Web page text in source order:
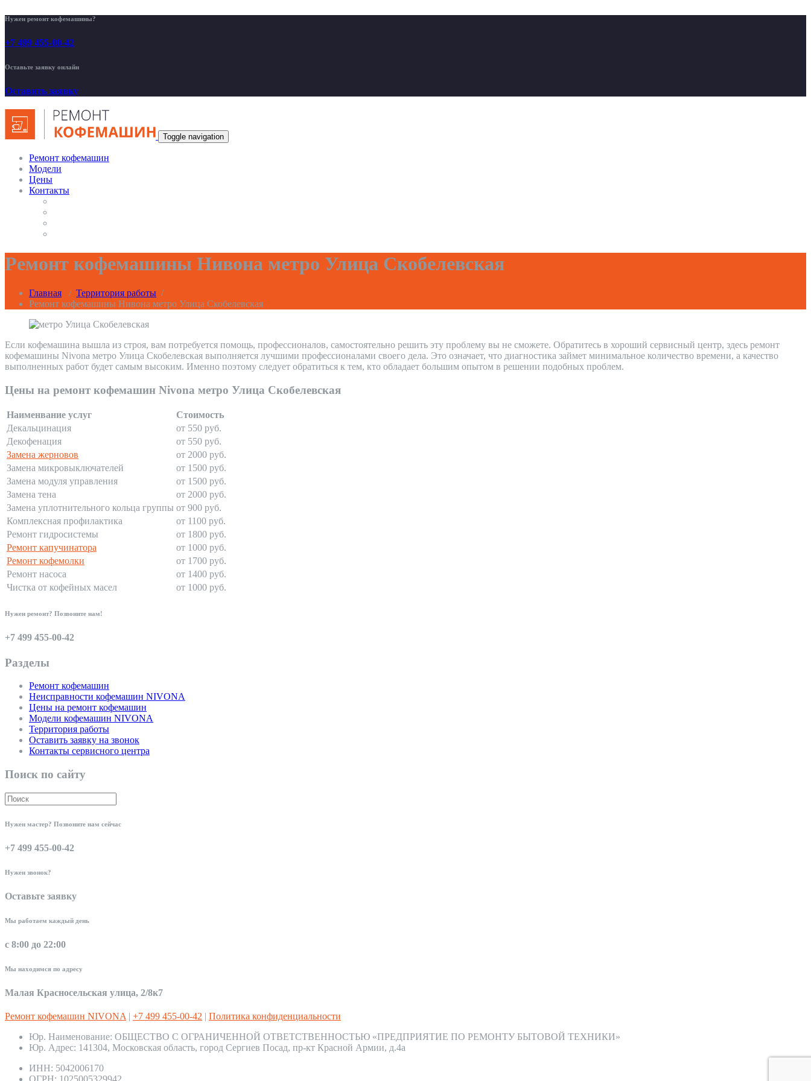
Нужен ремонт кофемашины?
+7 499 455-00-42
Оставьте заявку онлайн
Оставить заявку
Toggle navigation
Ремонт кофемашин
Модели
Цены
Контакты
Ремонт кофемашины Нивона метро Улица Скобелевская
Главная / Территория работы /
Ремонт кофемашины Нивона метро Улица Скобелевская
Если кофемашина вышла из строя, вам потребуется помощь, профессионалов, самостоятельно решить эту проблему вы не сможете. Обратитесь в хороший сервисный центр, здесь ремонт
кофемашины Nivona метро Улица Скобелевская выполняется лучшими профессионалами своего дела. Это означает, что диагностика займет минимальное количество времени, а качество
выполненных работ будет самым высоким. Именно поэтому следует обратиться к тем, кто обладает большим опытом в решении подобных проблем.
Цены на ремонт кофемашин Nivona метро Улица Скобелевская
Наименвание услуг
Стоимость
Декальцинация
от 550 руб.
Декофенация
от 550 руб.
Замена жерновов
от 2000 руб.
Замена микровыключателей
от 1500 руб.
Замена модуля управления
от 1500 руб.
Замена тена
от 2000 руб.
Замена уплотнительного кольца группы от 900 руб.
Комплексная профилактика
от 1100 руб.
Ремонт гидросистемы
от 1800 руб.
Ремонт капучинатора
от 1000 руб.
Ремонт кофемолки
от 1700 руб.
Ремонт насоса
от 1400 руб.
Чистка от кофейных масел
от 1000 руб.
Нужен ремонт? Позвоните нам!
+7 499 455-00-42
Разделы
Ремонт кофемашин
Неисправности кофемашин NIVONA
Цены на ремонт кофемашин
Модели кофемашин NIVONA
Территория работы
Оставить заявку на звонок
Контакты сервисного центра
Поиск по сайту
Нужен мастер? Позвоните нам сейчас
+7 499 455-00-42
Нужен звонок?
Оставьте заявку
Мы работаем каждый день
с 8:00 до 22:00
Мы находимся по адресу
Малая Красносельская улица, 2/8к7
Ремонт кофемашин NIVONA | +7 499 455-00-42 | Политика конфиденциальности
Юр. Наименование: ОБЩЕСТВО С ОГРАНИЧЕННОЙ ОТВЕТСТВЕННОСТЬЮ «ПРЕДПРИЯТИЕ ПО РЕМОНТУ БЫТОВОЙ ТЕХНИКИ»
Юр. Адрес: 141304, Московская область, город Сергиев Посад, пр-кт Красной Армии, д.4а
ИНН: 5042006170
ОГРН: 1025005329942